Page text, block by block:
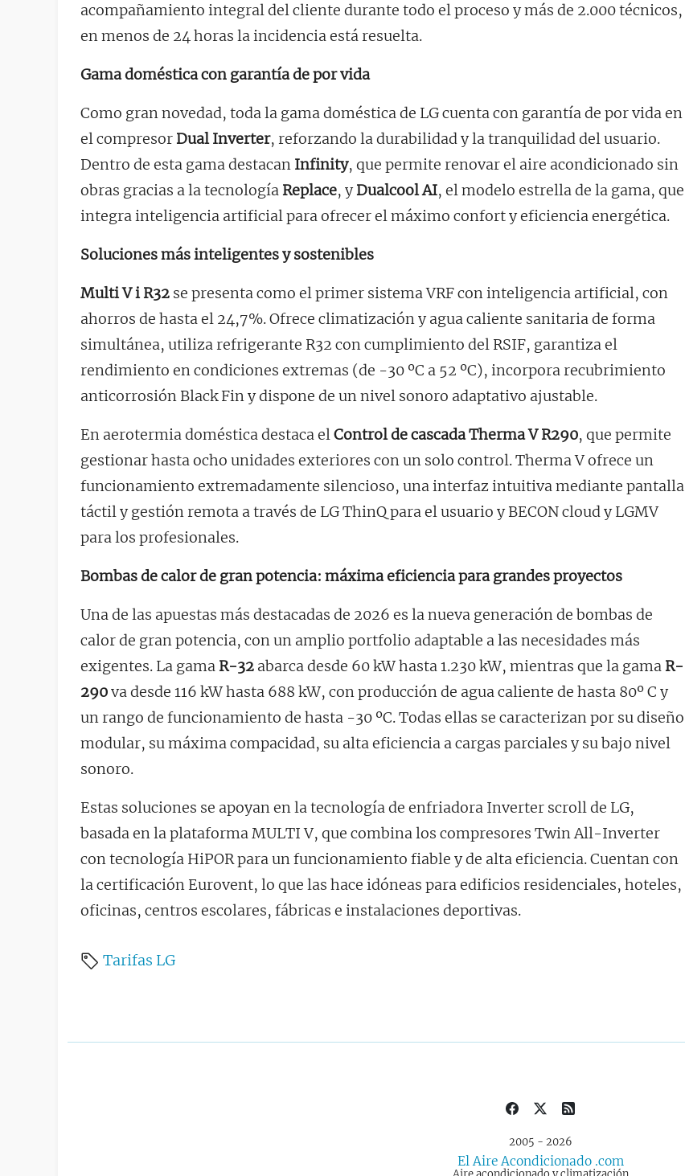
acompañamiento integral del cliente durante todo el proceso y más de 2.000 técnicos,
en menos de 24 horas la incidencia está resuelta.
Gama doméstica con garantía de por vida
Como gran novedad, toda la gama doméstica de LG cuenta con garantía de por vida en
el compresor Dual Inverter, reforzando la durabilidad y la tranquilidad del usuario.
Dentro de esta gama destacan Infinity, que permite renovar el aire acondicionado sin
obras gracias a la tecnología Replace, yDualcool AI, el modelo estrella de la gama, que
integra inteligencia artificial para ofrecer el máximo confort y eficiencia energética.
Soluciones más inteligentes y sostenibles
Multi V i R32 se presenta como el primer sistema VRF con inteligencia artificial, con
ahorros de hasta el 24,7%. Ofrece climatización y agua caliente sanitaria de forma
simultánea, utiliza refrigerante R32 con cumplimiento del RSIF, garantiza el
rendimiento en condiciones extremas (de -30 ºC a 52 ºC), incorpora recubrimiento
anticorrosión Black Fin y dispone de un nivel sonoro adaptativo ajustable.
En aerotermia doméstica destaca elControl de cascada Therma V R290, que permite
gestionar hasta ocho unidades exteriores con un solo control. Therma V ofrece un
funcionamiento extremadamente silencioso, una interfaz intuitiva mediante pantalla
táctil y gestión remota a través de LG ThinQ para el usuario y BECON cloud y LGMV
para los profesionales.
Bombas de calor de gran potencia: máxima eficiencia para grandes proyectos
Una de las apuestas más destacadas de 2026 es la nueva generación de bombas de
calor de gran potencia, con un amplio portfolio adaptable a las necesidades más
exigentes. La gama R-32 abarca desde 60 kW hasta 1.230 kW, mientras que la gama R-
290va desde 116 kW hasta 688 kW, con producción de agua caliente de hasta 80º C y
un rango de funcionamiento de hasta -30 ºC. Todas ellas se caracterizan por su diseño
modular, su máxima compacidad, su alta eficiencia a cargas parciales y su bajo nivel
sonoro.
Estas soluciones se apoyan en la tecnología de enfriadora Inverter scroll de LG,
basada en la plataforma MULTI V, que combina los compresores Twin All-Inverter
con tecnología HiPOR para un funcionamiento fiable y de alta eficiencia. Cuentan con
la certificación Eurovent, lo que las hace idóneas para edificios residenciales, hoteles,
oficinas, centros escolares, fábricas e instalaciones deportivas.
Tarifas LG
2005 - 2026
El Aire Acondicionado .com